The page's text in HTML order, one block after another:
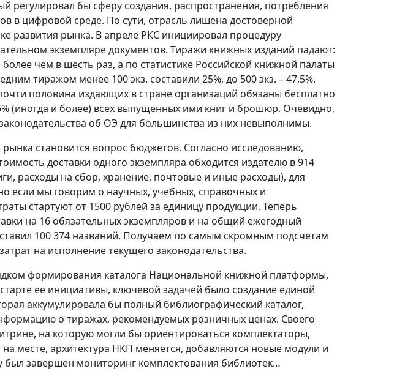
регулировал бы сферу создания, распространения, потребления
в цифровой среде. По сути, отрасль лишена достоверной
развития рынка. В апреле РКС инициировал процедуру
экземпляре документов. Тиражи книжных изданий падают:
чем в шесть раз, а по статистике Российской книжной палаты
тиражом менее 100 экз. составили 25%, до 500 экз. – 47,5%.
половина издающих в стране организаций обязаны бесплатно
(иногда и более) всех выпущенных ими книг и брошюр. Очевидно,
об ОЭ для большинства из них невыполнимы.
становится вопрос бюджетов. Согласно исследованию,
доставки одного экземпляра обходится издателю в 914
расходы на сбор, хранение, почтовые и иные расходы), для
если мы говорим о научных, учебных, справочных и
стартуют от 1500 рублей за единицу продукции. Теперь
на 16 обязательных экземпляров и на общий ежегодный
100 374 названий. Получаем по самым скромным подсчетам
на исполнение текущего законодательства.
формирования каталога Национальной книжной платформы,
ее инициативы, ключевой задачей было создание единой
аккумулировала бы полный библиографический каталог,
о тиражах, рекомендуемых розничных ценах. Своего
на которую могли бы ориентироваться комплектаторы,
месте, архитектура НКП меняется, добавляются новые модули и
завершен мониторинг комплектования библиотек…